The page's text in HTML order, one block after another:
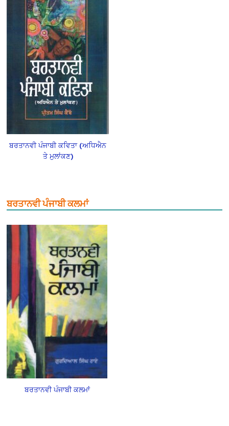
ਬਰਤਾਨਵੀ ਪੰਜਾਬੀ ਕਵਿਤਾ (ਅਧਿਐਨ
ਤੇ ਮੁਲਾਂਕਣ)
ਬਰਤਾਨਵੀ ਪੰਜਾਬੀ ਕਲਮਾਂ
ਬਰਤਾਨਵੀ ਪੰਜਾਬੀ ਕਲਮਾਂ